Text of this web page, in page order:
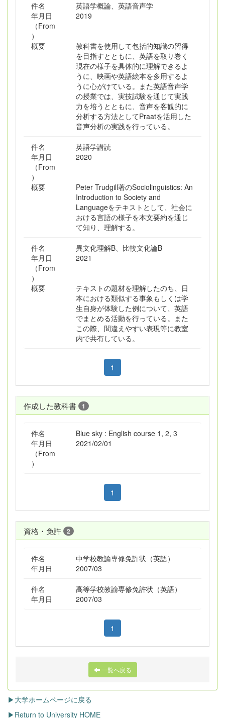
件名
英語学概論、英語音声学
年月日
（From
）
2019
概要
教科書を使用して包括的知識の習得
を目指すとともに、英語を取り巻く
現在の様子を具体的に理解できるよ
うに、映画や英語絵本を多用するよ
うに心がけている。また英語音声学
の授業では、実技試験を通じて実践
力を培うとともに、音声を客観的に
分析する方法としてPraatを活用した
音声分析の実践を行っている。
件名
英語学講読
年月日
（From
）
2020
概要
Peter Trudgill著のSociolinguistics: An
Introduction to Society and
Languageをテキストとして、社会に
おける言語の様子を本文要約を通じ
て知り、理解する。
件名
異文化理解B、比較文化論B
年月日
（From
）
2021
概要
テキストの題材を理解したのち、日
本における類似する事象もしくは学
生自身が体験した例について、英語
でまとめる活動を行っている。また
この際、間違えやすい表現等に教室
内で共有している。
1
作成した教科書 1
件名
Blue sky : English course 1, 2, 3
年月日
（From
）
2021/02/01
1
資格・免許 2
件名
中学校教諭専修免許状（英語）
年月日
2007/03
件名
高等学校教諭専修免許状（英語）
年月日
2007/03
1
一覧へ戻る
▶大学ホームページに戻る
▶Return to University HOME